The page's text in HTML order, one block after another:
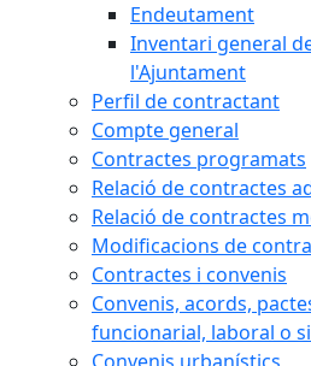
Endeutament
Inventari general
l'Ajuntament
Perfil de contractant
Compte general
Contractes programats
Relació de contractes
Relació de contractes
Modificacions de
Contractes i convenis
Convenis, acords,
funcionarial, laboral o